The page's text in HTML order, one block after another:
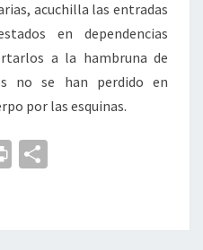
acuchilla las entradas
en dependencias
a la hambruna de
no se han perdido en
por las esquinas.
Pr
p